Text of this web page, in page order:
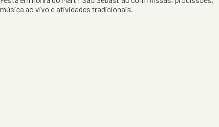
música ao vivo e atividades tradicionais.